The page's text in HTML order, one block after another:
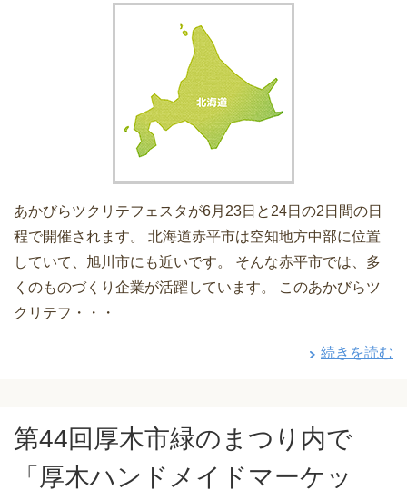
あかびらツクリテフェスタが6月23日と24日の2日間の日
程で開催されます。 北海道赤平市は空知地方中部に位置
していて、旭川市にも近いです。 そんな赤平市では、多
くのものづくり企業が活躍しています。 このあかびらツ
クリテフ・・・
続きを読む
第44回厚木市緑のまつり内で
「厚木ハンドメイドマーケッ